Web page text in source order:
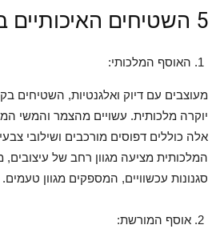
5 השטיחים האיכותיים ביותר בישראל
האוסף המלכותי:
מעוצבים עם דיוק ואלגנטיות, השטיחים
יוקרה מלכותית. עשויים מהצמר והמשי
אלה כוללים דפוסים מורכבים ושילובי
המלכותית מציעה מגוון רחב של עיצובים,
סגנונות עכשוויים, המספקים מגוון טעמים.
אוסף המורשת: